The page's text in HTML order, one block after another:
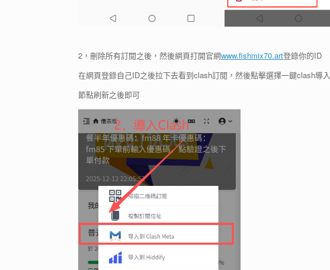
2，刪除所有訂閲之後，然後網頁打開官網www.fishmix70.art登錄你的ID
在網頁登錄自己ID之後拉下去看到clash訂閲，然後點擊選擇一鍵clash導入
節點刷新之後即可